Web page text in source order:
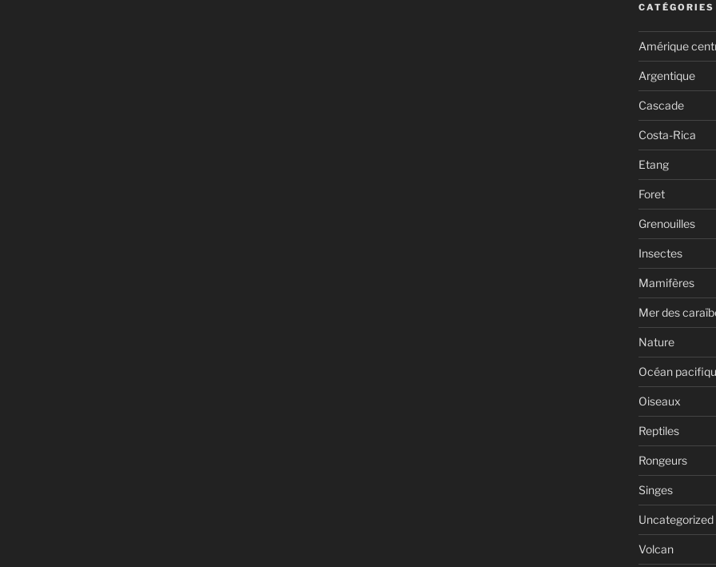
CATÉGORIES
Amérique
Argentique
Cascade
Costa-Rica
Etang
Foret
Grenouilles
Insectes
Mamifères
Mer des
Nature
Océan
Oiseaux
Reptiles
Rongeurs
Singes
Uncategorized
Volcan